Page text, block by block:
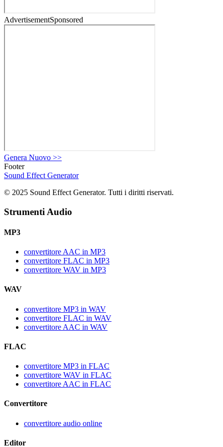
AdvertisementSponsored
Genera Nuovo >>
Footer
Sound Effect Generator
© 2025 Sound Effect Generator. Tutti i diritti riservati.
Strumenti Audio
MP3
convertitore AAC in MP3
convertitore FLAC in MP3
convertitore WAV in MP3
WAV
convertitore MP3 in WAV
convertitore FLAC in WAV
convertitore AAC in WAV
FLAC
convertitore MP3 in FLAC
convertitore WAV in FLAC
convertitore AAC in FLAC
Convertitore
convertitore audio online
Editor